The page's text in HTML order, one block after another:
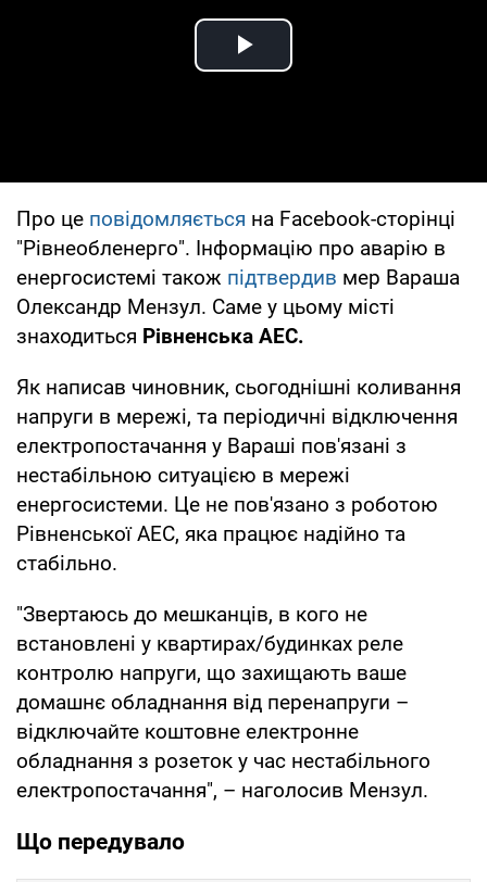
Play Video
Про це повідомляється на Facebook-сторінці
"Рівнеобленерго". Інформацію про аварію в
енергосистемі також підтвердив мер Вараша
Олександр Мензул. Саме у цьому місті
знаходиться Рівненська АЕС.
Як написав чиновник, сьогоднішні коливання
напруги в мережі, та періодичні відключення
електропостачання у Вараші пов'язані з
нестабільною ситуацією в мережі
енергосистеми. Це не пов'язано з роботою
Рівненської АЕС, яка працює надійно та
стабільно.
"Звертаюсь до мешканців, в кого не
встановлені у квартирах/будинках реле
контролю напруги, що захищають ваше
домашнє обладнання від перенапруги –
відключайте коштовне електронне
обладнання з розеток у час нестабільного
електропостачання", – наголосив Мензул.
Що передувало